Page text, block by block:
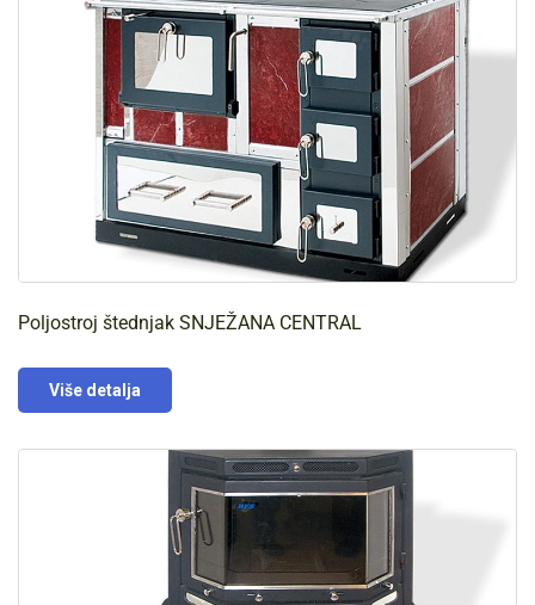
Poljostroj štednjak SNJEŽANA CENTRAL
Više detalja